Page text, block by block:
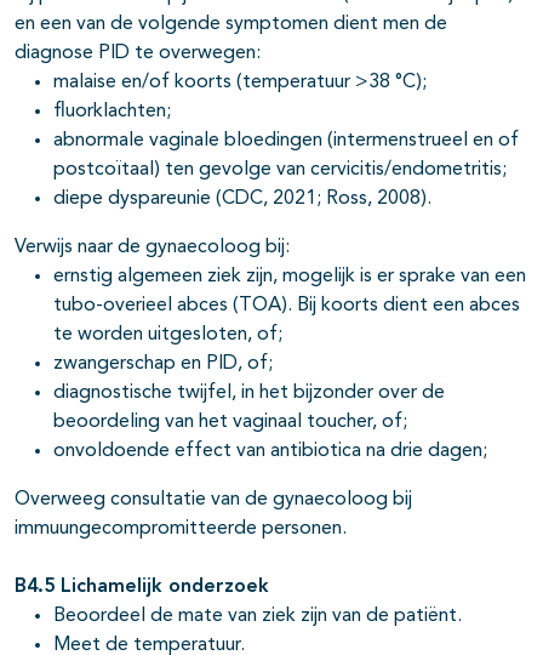
en een van de volgende symptomen dient men de
diagnose PID te overwegen:
malaise en/of koorts (temperatuur >38 °C);
fluorklachten;
abnormale vaginale bloedingen (intermenstrueel en of
postcoïtaal) ten gevolge van cervicitis/endometritis;
diepe dyspareunie (CDC, 2021; Ross, 2008).
Verwijs naar de gynaecoloog bij:
ernstig algemeen ziek zijn, mogelijk is er sprake van een
tubo-overieel abces (TOA). Bij koorts dient een abces
te worden uitgesloten, of;
zwangerschap en PID, of;
diagnostische twijfel, in het bijzonder over de
beoordeling van het vaginaal toucher, of;
onvoldoende effect van antibiotica na drie dagen;
Overweeg consultatie van de gynaecoloog bij
immuungecompromitteerde personen.
B4.5 Lichamelijk onderzoek
Beoordeel de mate van ziek zijn van de patiënt.
Meet de temperatuur.